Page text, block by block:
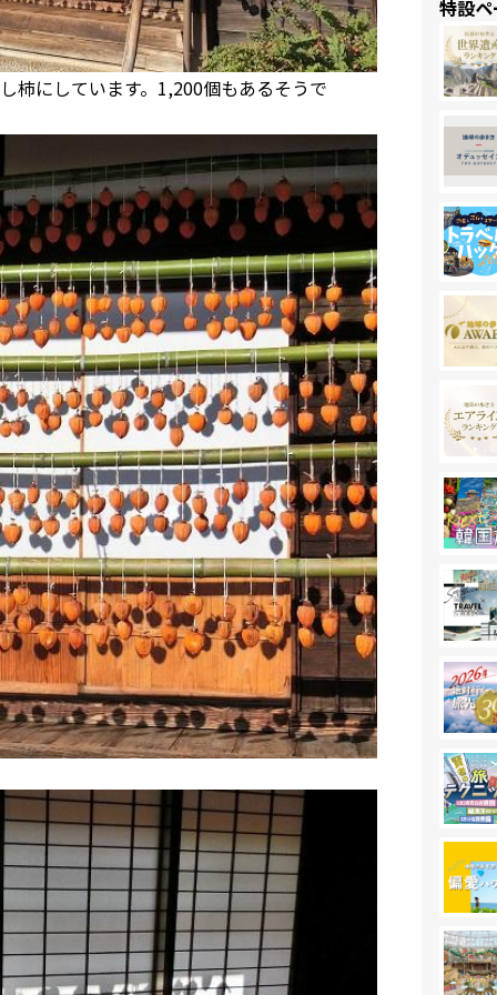
柿にしています。1,200個もあるそうで
特設